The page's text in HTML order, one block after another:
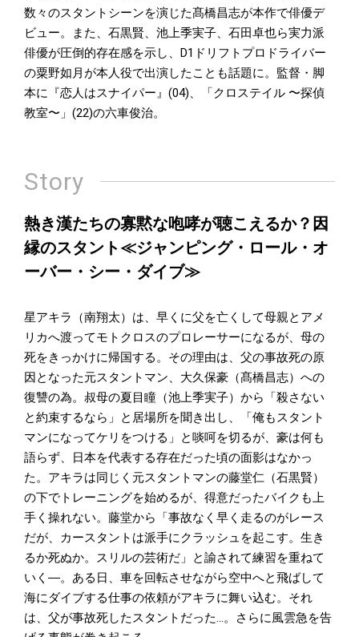
数々のスタントシーンを演じた髙橋昌志が本作で俳優デ
ビュー。また、石黒賢、池上季実子、石田卓也ら実力派
俳優が圧倒的存在感を示し、D1ドリフトプロドライバー
の粟野如月が本人役で出演したことも話題に。監督・脚
本に『恋人はスナイパー』(04)、「クロステイル 〜探偵
教室〜」(22)の六車俊治。
Story
熱き漢たちの寡黙な咆哮が聴こえるか？因
縁のスタント≪ジャンピング・ロール・オ
ーバー・シー・ダイブ≫
星アキラ（南翔太）は、早くに父を亡くして母親とアメ
リカへ渡ってモトクロスのプロレーサーになるが、母の
死をきっかけに帰国する。その理由は、父の事故死の原
因となった元スタントマン、大久保豪（髙橋昌志）への
復讐の為。叔母の夏目瞳（池上季実子）から「殺さない
と約束するなら」と居場所を聞き出し、「俺もスタント
マンになってケリをつける」と啖呵を切るが、豪は何も
語らず、日本を代表する存在だった頃の面影はなかっ
た。アキラは同じく元スタントマンの藤堂仁（石黒賢）
の下でトレーニングを始めるが、得意だったバイクも上
手く操れない。藤堂から「事故なく早く走るのがレース
だが、カースタントは派手にクラッシュを起こす。生き
るか死ぬか。スリルの芸術だ」と諭されて練習を重ねて
いく―。ある日、車を回転させながら空中へと飛ばして
海にダイブする仕事の依頼がアキラに舞い込む。それ
は、父が事故死したスタントだった…。さらに風雲急を告